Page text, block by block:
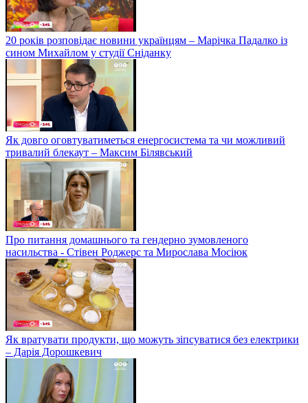
20 років розповідає новини українцям – Марічка Падалко із
сином Михайлом у студії Сніданку
Як довго оговтуватиметься енергосистема та чи можливий
тривалий блекаут – Максим Білявський
Про питання домашнього та гендерно зумовленого
насильства - Стівен Роджерс та Мирослава Мосіюк
Як вратувати продукти, що можуть зіпсуватися без електрики
– Дарія Дорошкевич